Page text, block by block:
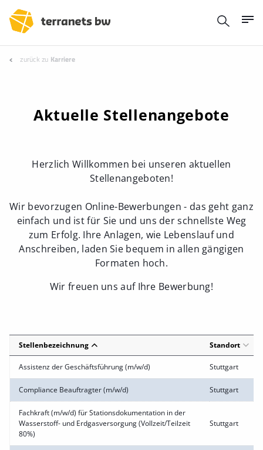
zurück zu Karriere
Aktuelle Stellenangebote
Herzlich Willkommen bei unseren aktuellen
Stellenangeboten!
Wir bevorzugen Online-Bewerbungen - das geht ganz
einfach und ist für Sie und uns der schnellste Weg
zum Erfolg. Ihre Anlagen, wie Lebenslauf und
Anschreiben, laden Sie bequem in allen gängigen
Formaten hoch.
Wir freuen uns auf Ihre Bewerbung!
Stellenbezeichnung Standort
Assistenz der Geschäftsführung (m/w/d) Stuttgart
Compliance Beauftragter (m/w/d) Stuttgart
Fachkraft (m/w/d) für Stationsdokumentation in der
Wasserstoff- und Erdgasversorgung (Vollzeit/Teilzeit
80%)
Stuttgart